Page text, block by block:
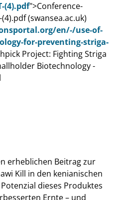
(4).pdf">Conference-
(swansea.ac.uk)
en/-/use-of-
for-preventing-striga-
Project: Fighting Striga
Biotechnology -
erheblichen Beitrag zur
Kill in den kenianischen
dieses Produktes
Ernte – und